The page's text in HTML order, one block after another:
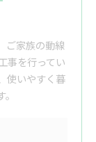
ご家族の動線
事を行ってい
使いやすく暮